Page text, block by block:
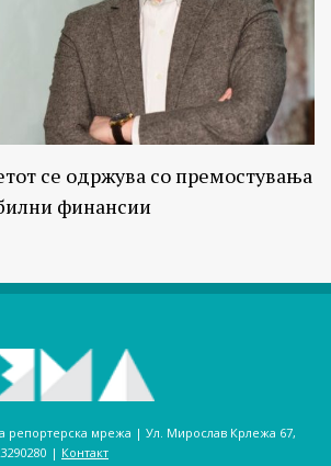
се одржува со премостувања
финансии
репортерска мрежа | Ул. Мирослав Крлежа 67,
| Контакт